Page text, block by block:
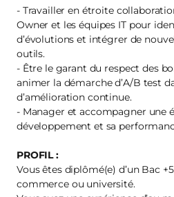
- Travailler en étroite
Owner et les équipes IT pour
d’évolutions et intégrer de
outils.
- Être le garant du respect des
animer la démarche d’A/B test
d’amélioration continue.
- Manager et accompagner une
développement et sa
PROFIL :
Vous êtes diplômé(e) d’un Bac
commerce ou université.